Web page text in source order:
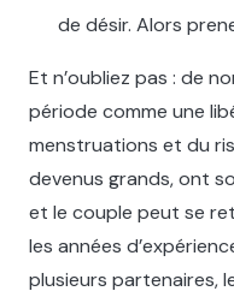
de désir. Alors
Et n’oubliez pas : de
période comme une
menstruations et du
devenus grands, ont
et le couple peut se
les années
plusieurs partenaires,